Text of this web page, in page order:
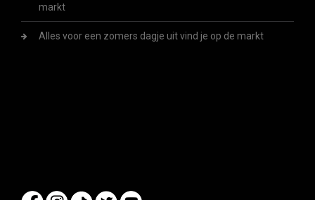
markt
Alles voor een zomers dagje uit vind je op de markt